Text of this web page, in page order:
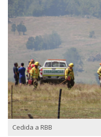
Cedida a RBB